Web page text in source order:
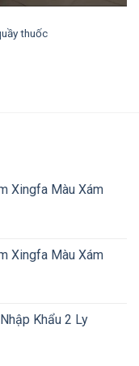
thuốc
Xingfa Màu Xám
Xingfa Màu Xám
Khẩu 2 Ly